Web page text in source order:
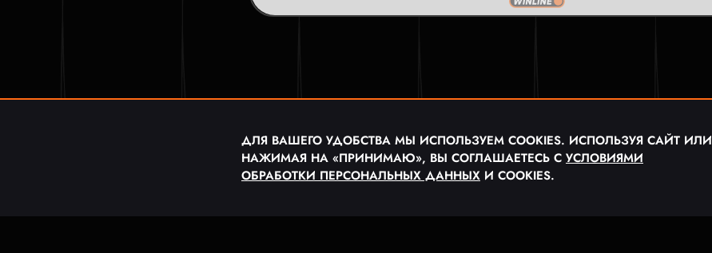
ДЛЯ ВАШЕГО УДОБСТВА МЫ ИСПОЛЬЗУЕМ COOKIES. ИСПОЛЬЗУЯ САЙТ ИЛИ
НАЖИМАЯ НА «ПРИНИМАЮ», ВЫ СОГЛАШАЕТЕСЬ С УСЛОВИЯМИ
ОБРАБОТКИ ПЕРСОНАЛЬНЫХ ДАННЫХ И COOKIES.